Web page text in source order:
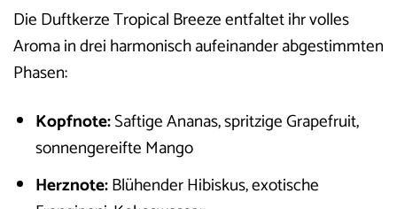
Die Duftkerze Tropical Breeze entfaltet ihr volles
Aroma in drei harmonisch aufeinander abgestimmten
Phasen:
Kopfnote:Saftige Ananas, spritzige Grapefruit,
sonnengereifte Mango
Herznote:Blühender Hibiskus, exotische